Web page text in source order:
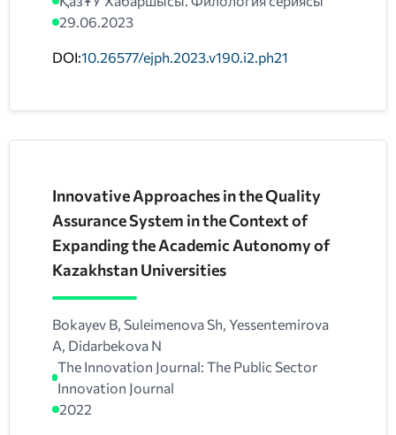
29.06.2023
DOI:10.26577/ejph.2023.v190.i2.ph21
Innovative Approaches in the Quality
Assurance System in the Context of
Expanding the Academic Autonomy of
Kazakhstan Universities
Bokayev B, Suleimenova Sh, Yessentemirova
A, Didarbekova N
The Innovation Journal: The Public Sector
Innovation Journal
2022